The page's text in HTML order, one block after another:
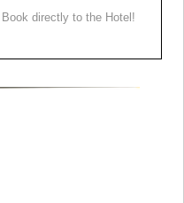
directly to the Hotel!